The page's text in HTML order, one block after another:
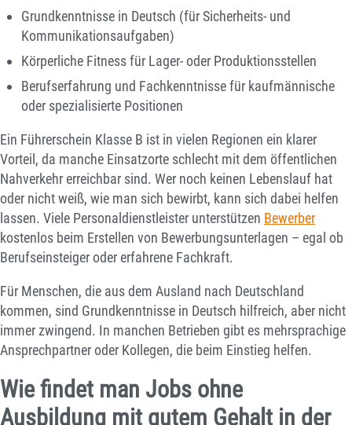
Grundkenntnisse in Deutsch (für Sicherheits- und
Kommunikationsaufgaben)
Körperliche Fitness für Lager- oder Produktionsstellen
Berufserfahrung und Fachkenntnisse für kaufmännische
oder spezialisierte Positionen
Ein Führerschein Klasse B ist in vielen Regionen ein klarer
Vorteil, da manche Einsatzorte schlecht mit dem öffentlichen
Nahverkehr erreichbar sind. Wer noch keinen Lebenslauf hat
oder nicht weiß, wie man sich bewirbt, kann sich dabei helfen
lassen. Viele Personaldienstleister unterstützen Bewerber
kostenlos beim Erstellen von Bewerbungsunterlagen – egal ob
Berufseinsteiger oder erfahrene Fachkraft.
Für Menschen, die aus dem Ausland nach Deutschland
kommen, sind Grundkenntnisse in Deutsch hilfreich, aber nicht
immer zwingend. In manchen Betrieben gibt es mehrsprachige
Ansprechpartner oder Kollegen, die beim Einstieg helfen.
Wie findet man Jobs ohne
Ausbildung mit gutem Gehalt in der